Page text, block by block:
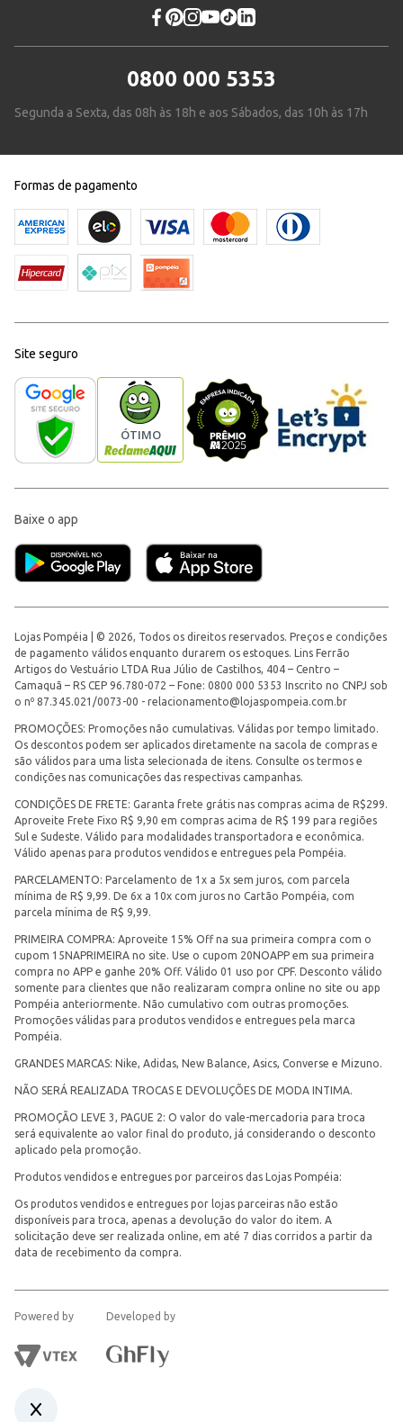
0800 000 5353
Segunda a Sexta, das 08h às 18h e aos Sábados, das 10h às 17h
Formas de pagamento
Site seguro
Baixe o app
Lojas Pompéia | © 2026, Todos os direitos reservados. Preços e condições
de pagamento válidos enquanto durarem os estoques. Lins Ferrão
Artigos do Vestuário LTDA Rua Júlio de Castilhos, 404 – Centro –
Camaquã – RS CEP 96.780-072 – Fone: 0800 000 5353 Inscrito no CNPJ sob
o nº 87.345.021/0073-00 - relacionamento@lojaspompeia.com.br
PROMOÇÕES: Promoções não cumulativas. Válidas por tempo limitado.
Os descontos podem ser aplicados diretamente na sacola de compras e
são válidos para uma lista selecionada de itens. Consulte os termos e
condições nas comunicações das respectivas campanhas.
CONDIÇÕES DE FRETE: Garanta frete grátis nas compras acima de R$299.
Aproveite Frete Fixo R$ 9,90 em compras acima de R$ 199 para regiões
Sul e Sudeste. Válido para modalidades transportadora e econômica.
Válido apenas para produtos vendidos e entregues pela Pompéia.
PARCELAMENTO: Parcelamento de 1x a 5x sem juros, com parcela
mínima de R$ 9,99. De 6x a 10x com juros no Cartão Pompéia, com
parcela mínima de R$ 9,99.
PRIMEIRA COMPRA: Aproveite 15% Off na sua primeira compra com o
cupom 15NAPRIMEIRA no site. Use o cupom 20NOAPP em sua primeira
compra no APP e ganhe 20% Off. Válido 01 uso por CPF. Desconto válido
somente para clientes que não realizaram compra online no site ou app
Pompéia anteriormente. Não cumulativo com outras promoções.
Promoções válidas para produtos vendidos e entregues pela marca
Pompéia.
GRANDES MARCAS: Nike, Adidas, New Balance, Asics, Converse e Mizuno.
NÃO SERÁ REALIZADA TROCAS E DEVOLUÇÕES DE MODA INTIMA.
PROMOÇÃO LEVE 3, PAGUE 2: O valor do vale-mercadoria para troca
será equivalente ao valor final do produto, já considerando o desconto
aplicado pela promoção.
Produtos vendidos e entregues por parceiros das Lojas Pompéia:
Os produtos vendidos e entregues por lojas parceiras não estão
disponíveis para troca, apenas a devolução do valor do item. A
solicitação deve ser realizada online, em até 7 dias corridos a partir da
data de recebimento da compra.
Powered by Developed by